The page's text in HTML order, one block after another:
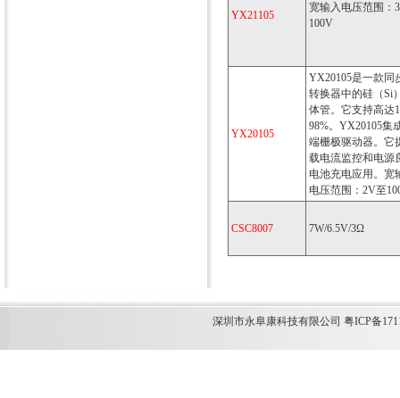
YX21105
宽输入电压范围：
100V
YX20105
YX20105是一款同
转换器中的硅（Si
体管。它支持高达
98%。YX20105集
端栅极驱动器。它
载电流监控和电源
电池充电应用。宽
电压范围：2V至
CSC8007 7W/6.5V/3Ω
深圳市永阜康科技有限公司 粤ICP备